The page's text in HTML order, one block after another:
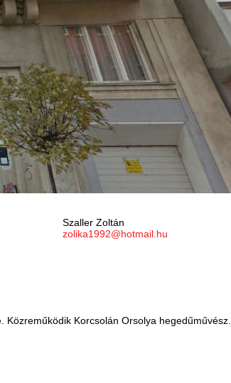
Szaller Zoltán
zolika1992@hotmail.hu
Közreműködik Korcsolán Orsolya hegedűművész.